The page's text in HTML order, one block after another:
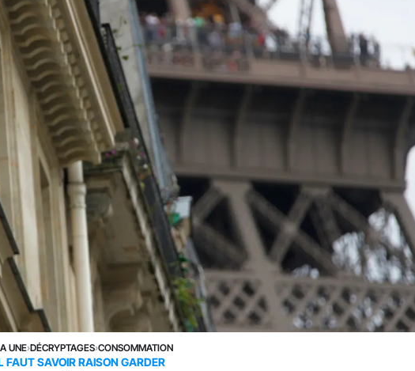
UNE›DÉCRYPTAGES›CONSOMMATION
FAUT SAVOIR RAISON GARDER